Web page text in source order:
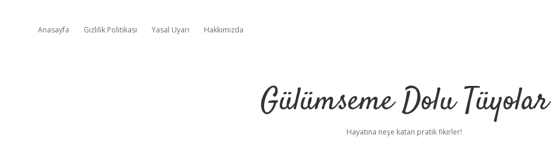
Anasayfa Gizlilik Politikası Yasal Uyarı Hakkımızda
Gülümseme Dolu Tüyolar
Hayatına neşe katan pratik fikirler!